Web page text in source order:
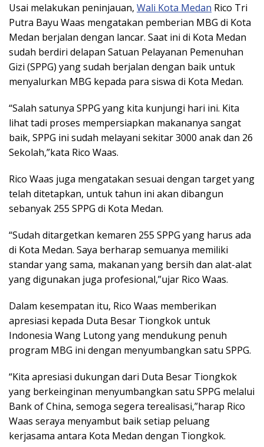
Usai melakukan peninjauan, Wali Kota Medan Rico Tri
Putra Bayu Waas mengatakan pemberian MBG di Kota
Medan berjalan dengan lancar. Saat ini di Kota Medan
sudah berdiri delapan Satuan Pelayanan Pemenuhan
Gizi (SPPG) yang sudah berjalan dengan baik untuk
menyalurkan MBG kepada para siswa di Kota Medan.
“Salah satunya SPPG yang kita kunjungi hari ini. Kita
lihat tadi proses mempersiapkan makananya sangat
baik, SPPG ini sudah melayani sekitar 3000 anak dan 26
Sekolah,”kata Rico Waas.
Rico Waas juga mengatakan sesuai dengan target yang
telah ditetapkan, untuk tahun ini akan dibangun
sebanyak 255 SPPG di Kota Medan.
“Sudah ditargetkan kemaren 255 SPPG yang harus ada
di Kota Medan. Saya berharap semuanya memiliki
standar yang sama, makanan yang bersih dan alat-alat
yang digunakan juga profesional,”ujar Rico Waas.
Dalam kesempatan itu, Rico Waas memberikan
apresiasi kepada Duta Besar Tiongkok untuk
Indonesia Wang Lutong yang mendukung penuh
program MBG ini dengan menyumbangkan satu SPPG.
“Kita apresiasi dukungan dari Duta Besar Tiongkok
yang berkeinginan menyumbangkan satu SPPG melalui
Bank of China, semoga segera terealisasi,”harap Rico
Waas seraya menyambut baik setiap peluang
kerjasama antara Kota Medan dengan Tiongkok.